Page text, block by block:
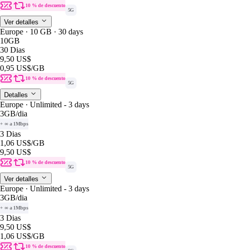
10 % de descuento
5G
Ver detalles
Europe · 10 GB · 30 days
10GB
30 Dias
9,50 US$
0,95 US$/GB
10 % de descuento
5G
Detalles
Europe · Unlimited - 3 days
3GB/dia
+ ∞ a 1Mbps
3 Dias
1,06 US$/GB
9,50 US$
10 % de descuento
5G
Ver detalles
Europe · Unlimited - 3 days
3GB/dia
+ ∞ a 1Mbps
3 Dias
9,50 US$
1,06 US$/GB
10 % de descuento